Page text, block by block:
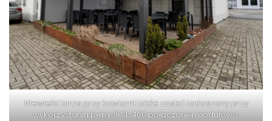
Niewielki taras przy kawiarni także został zadaszony przy
wykorzystaniu pergoli Sb400 połączonej modułowo.